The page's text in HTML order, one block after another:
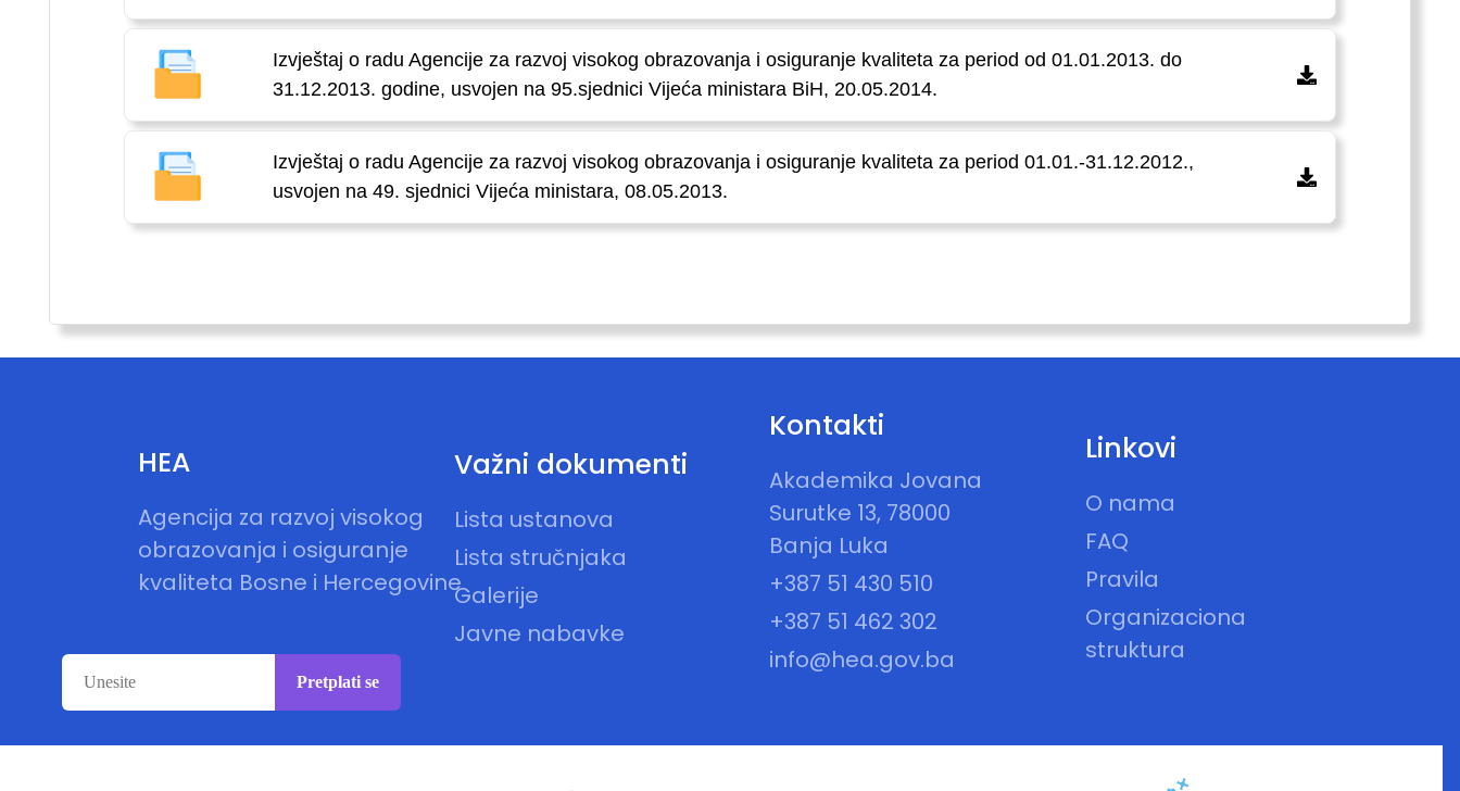
Izvještaj o radu Agencije za razvoj visokog obrazovanja i osiguranje kvaliteta za period od 01.01.2013. do
31.12.2013. godine, usvojen na 95.sjednici Vijeća ministara BiH, 20.05.2014.
Izvještaj o radu Agencije za razvoj visokog obrazovanja i osiguranje kvaliteta za period 01.01.-31.12.2012.,
usvojen na 49. sjednici Vijeća ministara, 08.05.2013.
HEA
Agencija za razvoj visokog
obrazovanja i osiguranje
kvaliteta Bosne i Hercegovine
Važni dokumenti
Lista ustanova
Lista stručnjaka
Galerije
Javne nabavke
Kontakti
Akademika Jovana
Surutke 13, 78000
Banja Luka
+387 51 430 510
+387 51 462 302
info@hea.gov.ba
Linkovi
O nama
FAQ
Pravila
Organizaciona
struktura
Pretplati se